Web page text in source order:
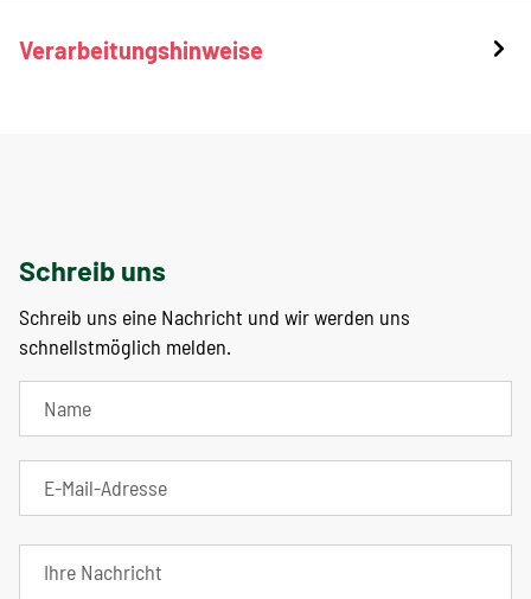
Verarbeitungshinweise
Schreib uns
Schreib uns eine Nachricht und wir werden uns
schnellstmöglich melden.